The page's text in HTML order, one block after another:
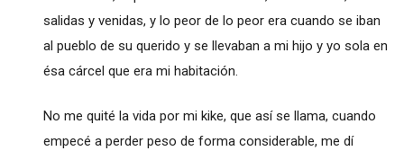
salidas y venidas, y lo peor de lo peor era cuando se iban
al pueblo de su querido y se llevaban a mi hijo y yo sola en
ésa cárcel que era mi habitación.
No me quité la vida por mi kike, que así se llama, cuando
empecé a perder peso de forma considerable, me dí